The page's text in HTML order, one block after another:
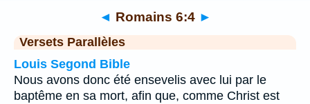
◄ Romains 6:4 ►
Versets Parallèles
Louis Segond Bible
Nous avons donc été ensevelis avec lui par le
baptême en sa mort, afin que, comme Christ est